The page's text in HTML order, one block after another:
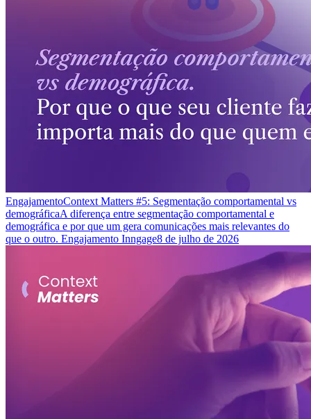
EngajamentoContext Matters #5: Segmentação comportamental vs
demográficaA diferença entre segmentação comportamental e
demográfica e por que um gera comunicações mais relevantes do
que o outro. Engajamento Inngage8 de julho de 2026